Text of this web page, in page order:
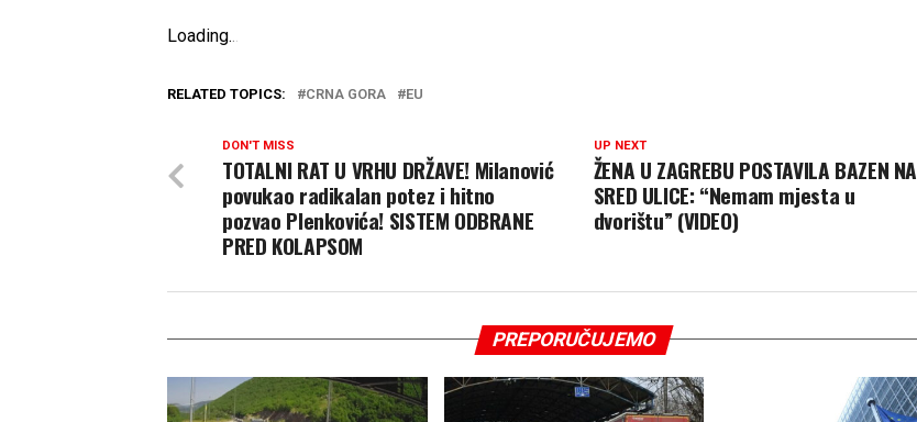
Loading...
RELATED TOPICS: CRNA GORA EU
UP NEXT
ŽENA U ZAGREBU POSTAVILA BAZEN NA
SRED ULICE: “Nemam mjesta u
dvorištu” (VIDEO)
DON'T MISS
TOTALNI RAT U VRHU DRŽAVE! Milanović
povukao radikalan potez i hitno
pozvao Plenkovića! SISTEM ODBRANE
PRED KOLAPSOM
PREPORUČUJEMO